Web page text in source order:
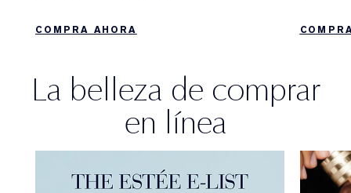
COMPRA AHORA
La belleza de comprar
en línea